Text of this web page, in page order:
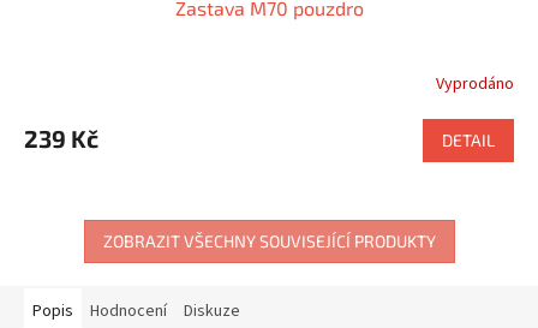
Zastava M70 pouzdro
produktu
je
Vyprodáno
239 Kč DETAIL
ZOBRAZIT VŠECHNY SOUVISEJÍCÍ PRODUKTY
Popis Hodnocení Diskuze